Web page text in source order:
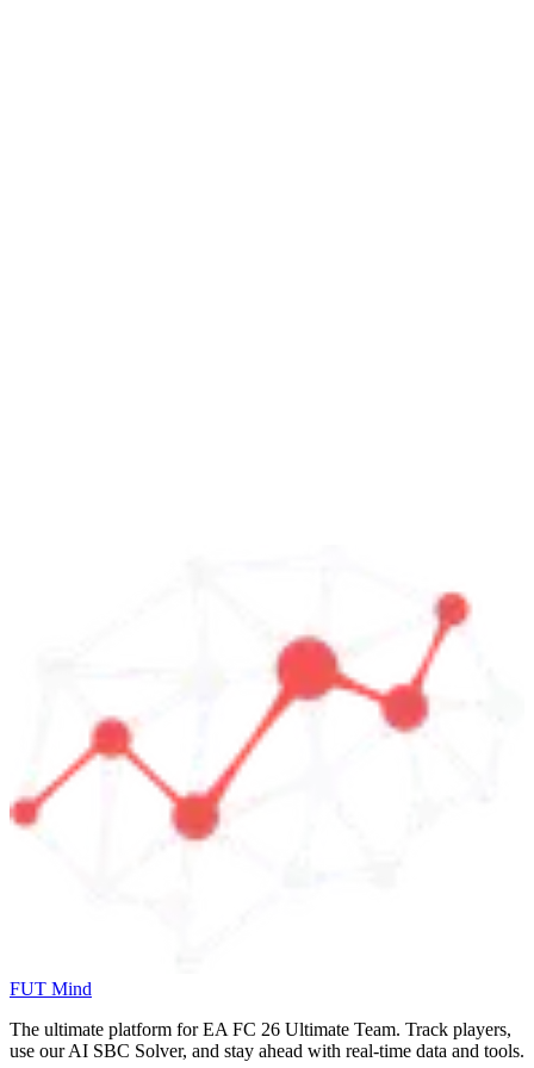
FUT Mind
The ultimate platform for EA FC 26 Ultimate Team. Track players,
use our AI SBC Solver, and stay ahead with real-time data and tools.